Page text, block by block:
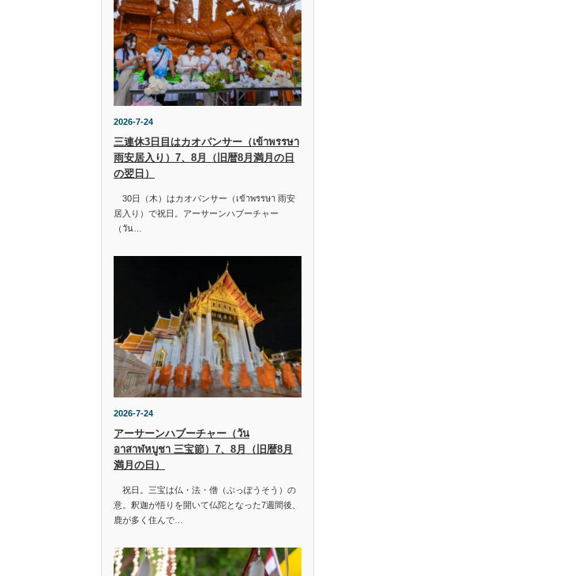
2026-7-24
三連休3日目はカオパンサー（เข้าพรรษา
雨安居入り）7、8月（旧暦8月満月の日
の翌日）
30日（木）はカオパンサー（เข้าพรรษา 雨安
居入り）で祝日。アーサーンハブーチャー
（วัน…
2026-7-24
アーサーンハブーチャー（วัน
อาสาฬหบูชา 三宝節）7、8月（旧暦8月
満月の日）
祝日。三宝は仏・法・僧（ぶっぽうそう）の
意。釈迦が悟りを開いて仏陀となった7週間後、
鹿が多く住んで…